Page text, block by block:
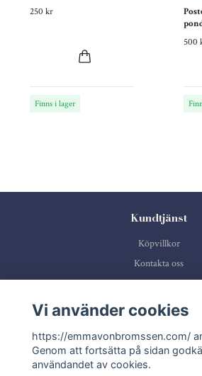
250 kr
Finns i lager
500
Kundtjänst
Köpvillkor
Kontakta oss
Sociala medier
Vi använder cookies
https://emmavonbromssen.com/
Genom att fortsätta på sidan
användandet av cookies.